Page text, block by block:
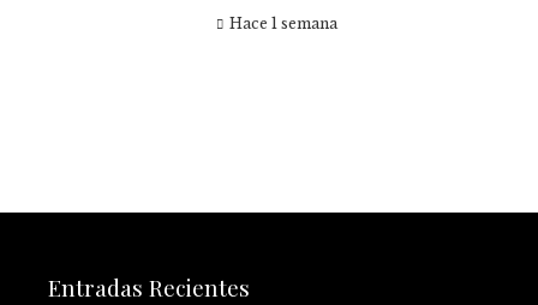
Hace 1 semana
Entradas Recientes